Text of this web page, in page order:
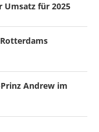
Umsatz für 2025
Andrew im